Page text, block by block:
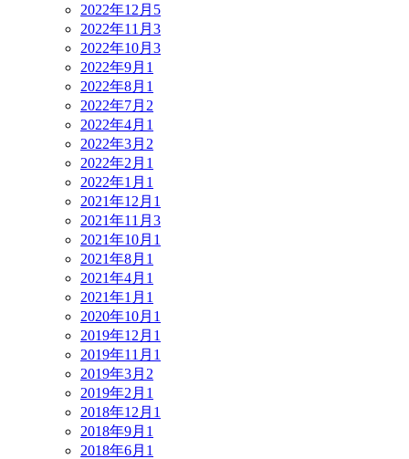
2022年12月 5
2022年11月 3
2022年10月 3
2022年9月 1
2022年8月 1
2022年7月 2
2022年4月 1
2022年3月 2
2022年2月 1
2022年1月 1
2021年12月 1
2021年11月 3
2021年10月 1
2021年8月 1
2021年4月 1
2021年1月 1
2020年10月 1
2019年12月 1
2019年11月 1
2019年3月 2
2019年2月 1
2018年12月 1
2018年9月 1
2018年6月 1